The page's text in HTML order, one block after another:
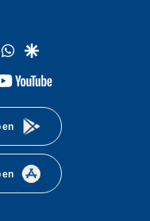
whatsapp
google
youtube-
en
en